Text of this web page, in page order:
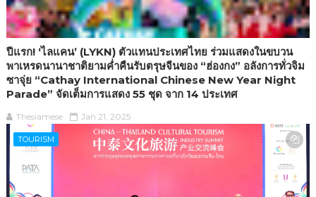
ปีแรก! ‘ไลแคน’ (LYKN) ตัวแทนประเทศไทย ร่วมแสดงในขบวน
พาเหรดนานาชาติยามค่ำคืนรับตรุษจีนของ “ฮ่องกง” อลังการทั่วจิม
ซาจุ่ย “Cathay International Chinese New Year Night
Parade” จัดเต็มการแสดง 55 ชุด จาก 14 ประเทศ
Thesiamese Jan 21, 2025
TOURISM